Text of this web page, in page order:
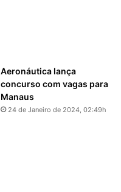
Aeronáutica lança
concurso com vagas para
Manaus
24 de Janeiro de 2024, 02:49h